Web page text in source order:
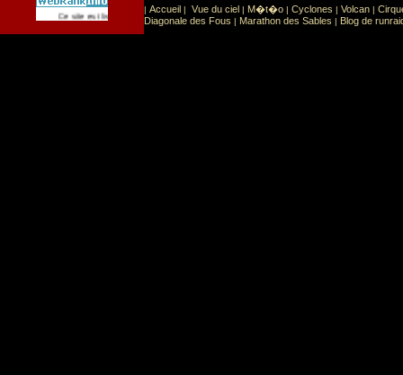
Ce site est list� dans la cat�gorie Sport: Sports extr�mes
| Accueil | Vue du ciel | M�t�o | Cyclones | Volcan |
Diagonale des Fous | Marathon des Sables | Blog de